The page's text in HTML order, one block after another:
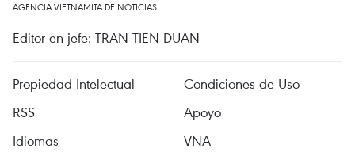
AGENCIA VIETNAMITA DE NOTICIAS
Editor en jefe: TRAN TIEN DUAN
Propiedad Intelectual
Condiciones de Uso
RSS
Apoyo
Idiomas
VNA